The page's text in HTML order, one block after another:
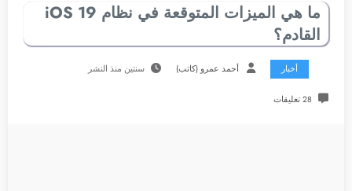
ما هي الميزات المتوقعة في نظام iOS 19
القادم؟
أخبار أحمد عمرو (كاتب) سنتين منذ النشر
28 تعليقات